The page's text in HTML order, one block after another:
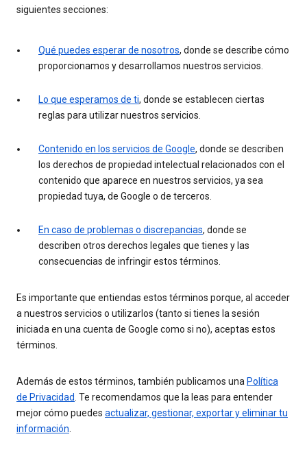
siguientes secciones:
Qué puedes esperar de nosotros, donde se describe cómo
proporcionamos y desarrollamos nuestros servicios.
Lo que esperamos de ti, donde se establecen ciertas
reglas para utilizar nuestros servicios.
Contenido en los servicios de Google, donde se describen
los derechos de propiedad intelectual relacionados con el
contenido que aparece en nuestros servicios, ya sea
propiedad tuya, de Google o de terceros.
En caso de problemas o discrepancias, donde se
describen otros derechos legales que tienes y las
consecuencias de infringir estos términos.
Es importante que entiendas estos términos porque, al acceder
a nuestros servicios o utilizarlos (tanto si tienes la sesión
iniciada en una cuenta de Google como si no), aceptas estos
términos.
Además de estos términos, también publicamos una Política
de Privacidad . Te recomendamos que la leas para entender
mejor cómo puedes actualizar, gestionar, exportar y eliminar tu
información